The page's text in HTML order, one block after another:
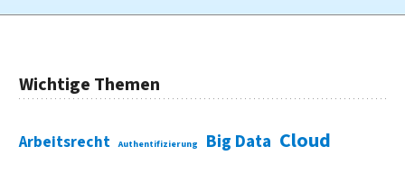
Wichtige Themen
Arbeitsrecht Authentifizierung Big Data Cloud